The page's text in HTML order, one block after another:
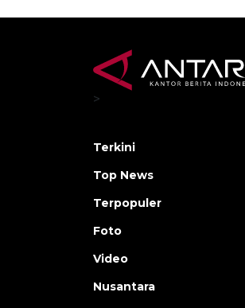
>
Terkini
Top News
Terpopuler
Foto
Video
Nusantara